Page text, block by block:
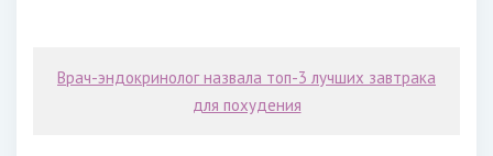
Врач-эндокринолог назвала топ-3 лучших завтрака
для похудения